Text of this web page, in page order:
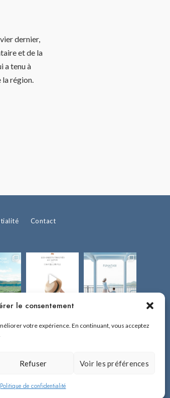
le consentement
votre expérience. En continuant, vous acceptez
Refuser Voir les préférences
Politique de confidentialité
dernier,
et de la
a tenu à
région.
Contact
Kyûshû.